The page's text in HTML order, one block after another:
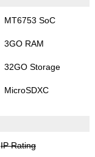
MT6753 SoC
3GO RAM
32GO Storage
MicroSDXC
IP Rating